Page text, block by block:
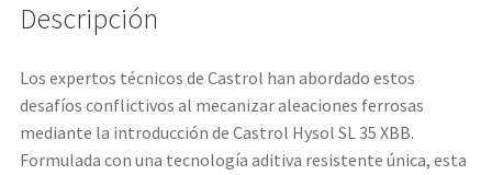
Descripción
Los expertos técnicos de Castrol han abordado estos
desafíos conflictivos al mecanizar aleaciones ferrosas
mediante la introducción de Castrol Hysol SL 35 XBB.
Formulada con una tecnología aditiva resistente única, esta